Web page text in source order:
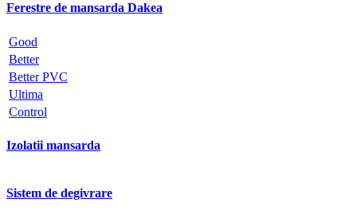
Ferestre de mansarda Dakea
Good
Better
Better PVC
Ultima
Control
Izolatii mansarda
Sistem de degivrare